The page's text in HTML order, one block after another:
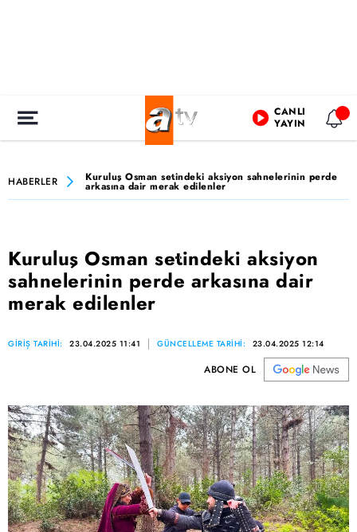
CANLI
YAYIN
HABERLER Kuruluş Osman setindeki aksiyon sahnelerinin perde
arkasına dair merak edilenler
Kuruluş Osman setindeki aksiyon
sahnelerinin perde arkasına dair
merak edilenler
GİRİŞ TARİHİ: 23.04.2025 11:41 GÜNCELLEME TARİHİ: 23.04.2025 12:14
ABONE OL